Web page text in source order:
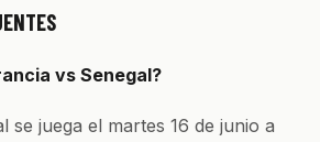
vs Senegal?
se juega el martes 16 de junio a